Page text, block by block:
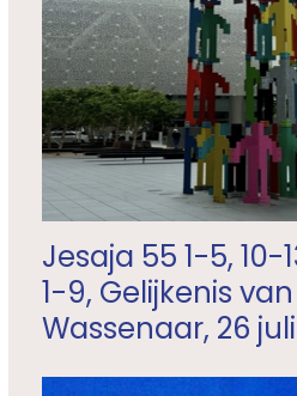
Jesaja 55 1-5, 10-
1-9, Gelijkenis
Wassenaar, 26